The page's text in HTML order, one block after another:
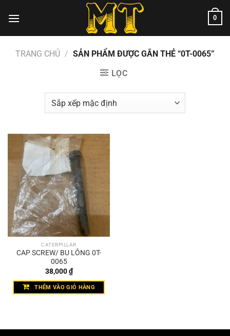
đến
0
TRANG CHỦ / SẢN PHẨM ĐƯỢC GẮN THẺ “0T-0065”
LỌC
CATERPILLAR
CAP SCREW/ BU LÔNG 0T-
0065
38,000₫
THÊM VÀO GIỎ HÀNG